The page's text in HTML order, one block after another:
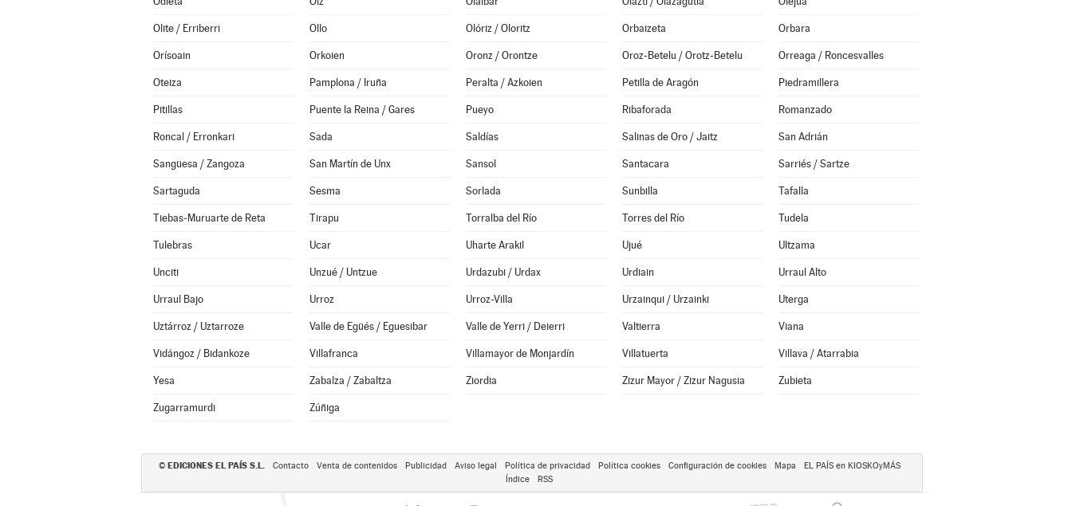
Olite / Erriberri Ollo Olóriz / Oloritz Orbaizeta Orbara
Orísoain Orkoien Oronz / Orontze Oroz-Betelu / Orotz-Betelu Orreaga / Roncesvalles
Oteiza Pamplona / Iruña Peralta / Azkoien Petilla de Aragón Piedramillera
Pitillas Puente la Reina / Gares Pueyo Ribaforada Romanzado
Roncal / Erronkari Sada Saldías Salinas de Oro / Jaitz San Adrián
Sangüesa / Zangoza San Martín de Unx Sansol Santacara Sarriés / Sartze
Sartaguda Sesma Sorlada Sunbilla Tafalla
Tiebas-Muruarte de Reta Tirapu Torralba del Río Torres del Río Tudela
Tulebras Ucar Uharte Arakil Ujué Ultzama
Unciti Unzué / Untzue Urdazubi / Urdax Urdiain Urraul Alto
Urraul Bajo Urroz Urroz-Villa Urzainqui / Urzainki Uterga
Uztárroz / Uztarroze Valle de Egüés / Eguesibar Valle de Yerri / Deierri Valtierra Viana
Vidángoz / Bidankoze Villafranca Villamayor de Monjardín Villatuerta Villava / Atarrabia
Yesa Zabalza / Zabaltza Ziordia Zizur Mayor / Zizur Nagusia Zubieta
Zugarramurdi Zúñiga
© EDICIONES EL PAÍS S.L. Contacto Venta de contenidos Publicidad Aviso legal Política de privacidad Política cookies Configuración de cookies Mapa
EL PAÍS en KIOSKOyMÁS
Índice
RSS